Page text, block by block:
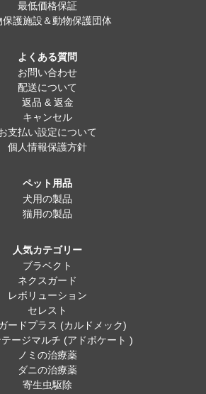
最低価格保証
保護施設＆動物保護団体
よくある質問
お問い合わせ
配送について
返品 & 返金
キャンセル
支払い設定について
個人情報保護方針
ペット用品
犬用の製品
猫用の製品
人気カテゴリー
ブラベクト
ネクスガード
レボリューション
セレスト
ードプラス (カルドメック)
ージマルチ (アドボケート )
ノミの治療薬
ダニの治療薬
寄生虫駆除